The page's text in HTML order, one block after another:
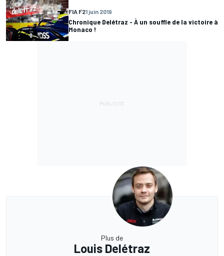
FIA F21 juin 2019
Chronique Delétraz - À un souffle de la victoire à
Monaco !
Plus de
Louis Delétraz